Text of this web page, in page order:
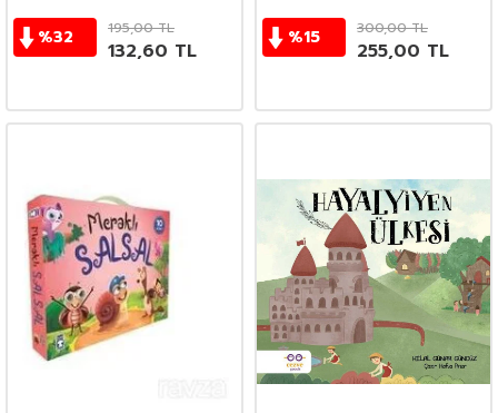
%32 195,00TL
132,60 TL
%15 300,00TL
255,00 TL